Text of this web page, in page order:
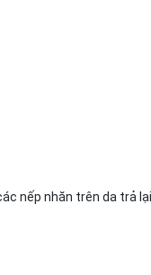
nếp nhăn trên da trả